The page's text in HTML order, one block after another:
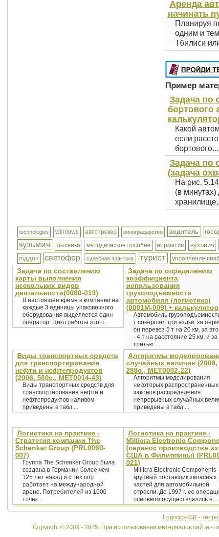
Аренда
начинать
Планируя
одним и
Тбилиси
Пример
Задача по
бортового
Какой
если
бортового...
Задача по
(задача
На рис.
(в минутах)
technologies windows автотрекер виноградарство водитель
кузьмич лысенко методическое пособие норматив
нухович
піддон
светофор судебная практика турист управление
Задача по составлению
карты выполнения
нескольких видов
деятельности(0060-019)
В настоящее время в компании на
каждые 3 единицы упаковочного
оборудования выделяется один
оператор. Цикл работы этого...
Задача по определению
коэффициента
использования
грузоподъемности
автомобиля (логистика)
(0001М-009) + калькулятор
Автомобиль
т совершил три ездки: за
он перевез 5 т на 20 км, за
- 4 т на расстояние 25 км, и за
третью...
Виды транспортных средств
для транспортирования
нефти и нефтепродуктов
(2006, 560с., MET0014-43)
Виды транспортных средств для
транспортирования нефти и
нефтепродуктов наливом
приведены в табл....
Алгоритмы
случайных величин (2008,
288с., MET0002-22)
Алгоритмы моделирования
некоторых распространенных
законов распределения
непрерывных случайных
приведены в табл....
Логистика на практике -
Стратегия компании The
Schenker Group (PRL0060-
007)
Группа The Schenker Group была
создана в Германии более чем
125 лет назад и с тех пор
работает на международной
арене. Потребителей из 1000
точек...
Логистика на практике -
Millicra Electronic
(перенос производства из
США в Филиппины)
021)
Millicra Electronic
крупный поставщик запасных
частей для автомобильной
отрасли. До 1997 г. ее
основном осуществлялись в...
Logistics-GR -
Copyright © 2009 - 2025. При использовании материалов сайта -